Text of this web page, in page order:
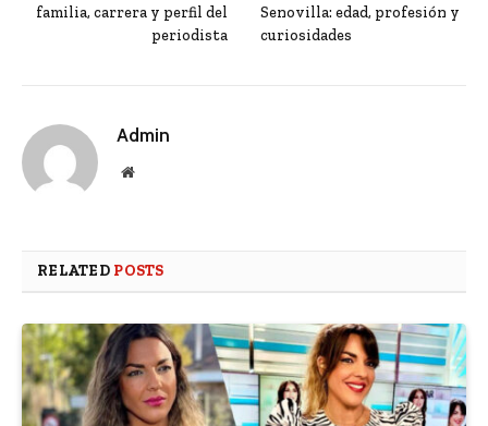
familia, carrera y perfil del
periodista
Senovilla: edad, profesión y
curiosidades
Admin
Website
RELATED POSTS